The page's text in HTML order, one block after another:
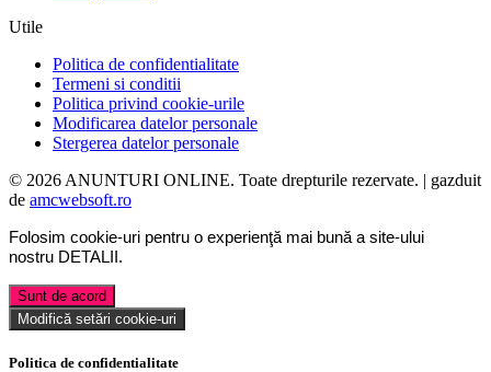
Utile
Politica de confidentialitate
Termeni si conditii
Politica privind cookie-urile
Modificarea datelor personale
Stergerea datelor personale
© 2026 ANUNTURI ONLINE. Toate drepturile rezervate. | gazduit
de amcwebsoft.ro
Folosim cookie-uri pentru o experienţă mai bună a site-ului
nostru DETALII .
Sunt de acord
Modifică setări cookie-uri
Politica de confidentialitate